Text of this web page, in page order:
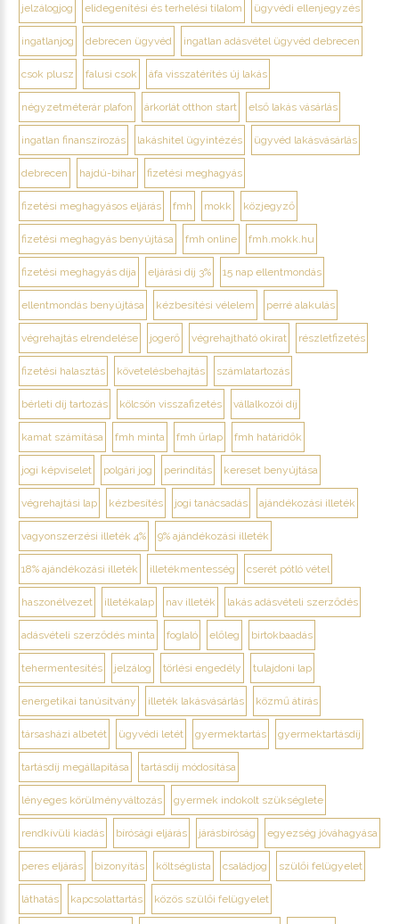
jelzálogjog elidegenítési és terhelési tilalom ügyvédi ellenjegyzés
ingatlanjog debrecen ügyvéd ingatlan adásvétel ügyvéd debrecen
csok plusz falusi csok áfa visszatérítés új lakás
négyzetméterár plafon árkorlát otthon start első lakás vásárlás
ingatlan finanszírozás lakáshitel ügyintézés ügyvéd lakásvásárlás
debrecen hajdú-bihar fizetési meghagyás
fizetési meghagyásos eljárás fmh mokk közjegyző
fizetési meghagyás benyújtása fmh online fmh.mokk.hu
fizetési meghagyás díja eljárási díj 3% 15 nap ellentmondás
ellentmondás benyújtása kézbesítési vélelem perré alakulás
végrehajtás elrendelése jogerő végrehajtható okirat részletfizetés
fizetési halasztás követelésbehajtás számlatartozás
bérleti díj tartozás kölcsön visszafizetés vállalkozói díj
kamat számítása fmh minta fmh űrlap fmh határidők
jogi képviselet polgári jog perindítás kereset benyújtása
végrehajtási lap kézbesítés jogi tanácsadás ajándékozási illeték
vagyonszerzési illeték 4% 9% ajándékozási illeték
18% ajándékozási illeték illetékmentesség cserét pótló vétel
haszonélvezet illetékalap nav illeték lakás adásvételi szerződés
adásvételi szerződés minta foglaló előleg birtokbaadás
tehermentesítés jelzálog törlési engedély tulajdoni lap
energetikai tanúsítvány illeték lakásvásárlás közmű átírás
társasházi albetét ügyvédi letét gyermektartás gyermektartásdíj
tartásdíj megállapítása tartásdíj módosítása
lényeges körülményváltozás gyermek indokolt szükséglete
rendkívüli kiadás bírósági eljárás járásbíróság egyezség jóváhagyása
peres eljárás bizonyítás költséglista családjog szülői felügyelet
láthatás kapcsolattartás közös szülői felügyelet